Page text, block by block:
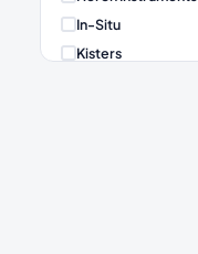
In-Situ
Kisters